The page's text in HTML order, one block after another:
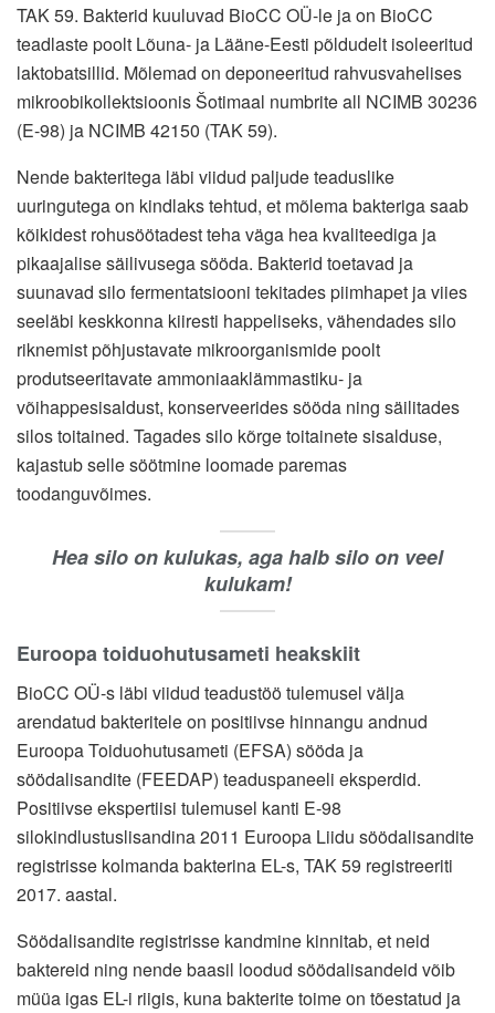
TAK 59. Bakterid kuuluvad BioCC OÜ-le ja on BioCC
teadlaste poolt Lõuna- ja Lääne-Eesti põldudelt isoleeritud
laktobatsillid. Mõlemad on deponeeritud rahvusvahelises
mikroobikollektsioonis Šotimaal numbrite all NCIMB 30236
(E-98) ja NCIMB 42150 (TAK 59).
Nende bakteritega läbi viidud paljude teaduslike
uuringutega on kindlaks tehtud, et mõlema bakteriga saab
kõikidest rohusöötadest teha väga hea kvaliteediga ja
pikaajalise säilivusega sööda. Bakterid toetavad ja
suunavad silo fermentatsiooni tekitades piimhapet ja viies
seeläbi keskkonna kiiresti happeliseks, vähendades silo
riknemist põhjustavate mikroorganismide poolt
produtseeritavate ammoniaaklämmastiku- ja
võihappesisaldust, konserveerides sööda ning säilitades
silos toitained. Tagades silo kõrge toitainete sisalduse,
kajastub selle söötmine loomade paremas
toodanguvõimes.
Hea silo on kulukas, aga halb silo on veel
kulukam!
Euroopa toiduohutusameti heakskiit
BioCC OÜ-s läbi viidud teadustöö tulemusel välja
arendatud bakteritele on positiivse hinnangu andnud
Euroopa Toiduohutusameti (EFSA) sööda ja
söödalisandite (FEEDAP) teaduspaneeli eksperdid.
Positiivse ekspertiisi tulemusel kanti E-98
silokindlustuslisandina 2011 Euroopa Liidu söödalisandite
registrisse kolmanda bakterina EL-s, TAK 59 registreeriti
2017. aastal.
Söödalisandite registrisse kandmine kinnitab, et neid
baktereid ning nende baasil loodud söödalisandeid võib
müüa igas EL-i riigis, kuna bakterite toime on tõestatud ja